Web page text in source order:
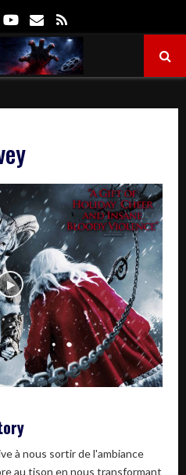
TwitterYoutube
Email
à nous sortir de l'ambiance
au tison en nous transformant